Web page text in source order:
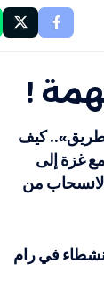
!
كيف
غزة إلى
من
في رام